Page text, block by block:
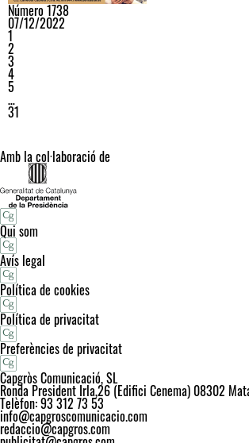
Número 1738
07/12/2022
1
2
3
4
5
…
31
Amb la col·laboració de
Qui som
Avís legal
Política de cookies
Política de privacitat
Preferències de privacitat
Capgròs Comunicació, SL
Ronda President Irla,26 (Edifici Cenema) 08302
Telèfon: 93 312 73 53
info@capgroscomunicacio.com
redaccio@capgros.com